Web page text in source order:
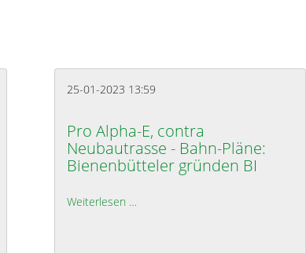
25-01-2023 13:59
Pro Alpha-E, contra
Neubautrasse - Bahn-Pläne:
Bienenbütteler gründen BI
Weiterlesen …